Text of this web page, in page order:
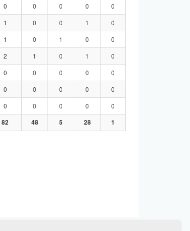
0 0 0 0
0
1 0 0 1
0
1 0 1 0
0
2 1 0 1
0
0 0 0 0
0
0 0 0 0
0
0 0 0 0
0
82 48 5 28 1